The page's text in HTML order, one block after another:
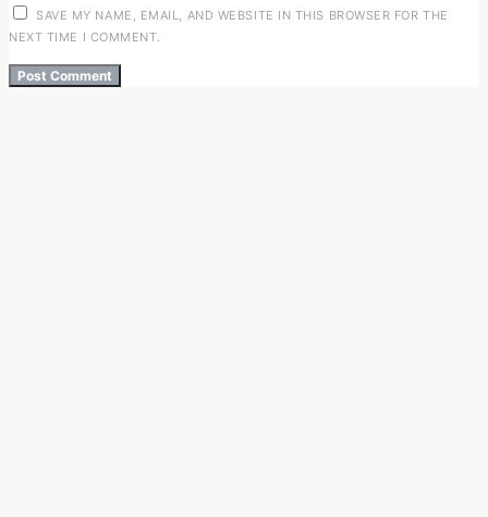
SAVE MY NAME, EMAIL, AND WEBSITE IN THIS BROWSER FOR THE
NEXT TIME I COMMENT.